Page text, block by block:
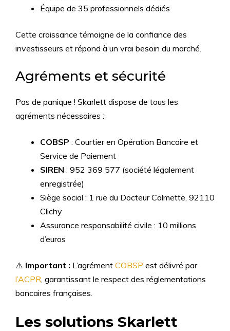
Équipe de 35 professionnels dédiés
Cette croissance témoigne de la confiance des
investisseurs et répond à un vrai besoin du marché.
Agréments et sécurité
Pas de panique ! Skarlett dispose de tous les
agréments nécessaires :
COBSP : Courtier en Opération Bancaire et
Service de Paiement
SIREN : 952 369 577 (société légalement
enregistrée)
Siège social : 1 rue du Docteur Calmette, 92110
Clichy
Assurance responsabilité civile : 10 millions
d’euros
⚠️ Important : L’agrément COBSP est délivré par
l’ACPR, garantissant le respect des réglementations
bancaires françaises.
Les solutions Skarlett